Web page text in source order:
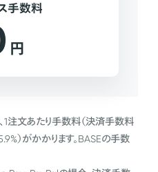
手数料
円
1注文あたり手数料（決済手数料
）がかかります。BASEの手数